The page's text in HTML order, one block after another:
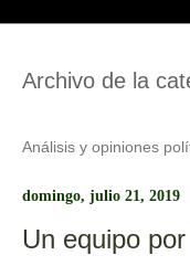
Archivo de la
Análisis y opiniones
domingo, julio 21, 2019
Un equipo